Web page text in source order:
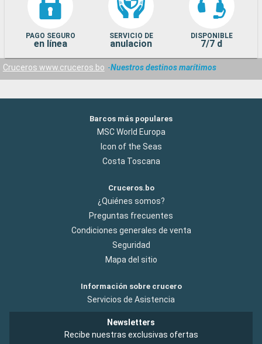
PAGO SEGURO
en línea
SERVICIO DE
anulacion
DISPONIBLE
7/7 d
Cruceros www.cruceros.bo Nuestros destinos marítimos
Barcos más populares
MSC World Europa
Icon of the Seas
Costa Toscana
Cruceros.bo
¿Quiénes somos?
Preguntas frecuentes
Condiciones generales de venta
Seguridad
Mapa del sitio
Información sobre crucero
Servicios de Asistencia
Newsletters
Recibe nuestras exclusivas ofertas